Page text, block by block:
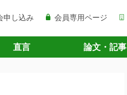
申し込み 会員専用ページ
直言 論文・記事